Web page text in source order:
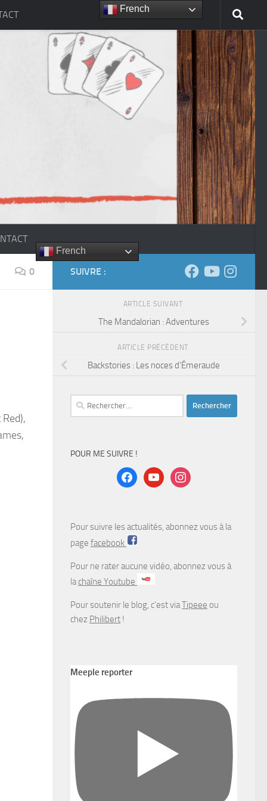
French
0 SUIVRE :
ARTICLE SUIVANT
The Mandalorian : Adventures
ARTICLE PRÉCÉDENT
Backstories : Les noces d’Émeraude
Rechercher :
POUR ME SUIVRE !
facebookyoutubeinstagram
Pour suivre les actualités, abonnez vous à la
page facebook
Pour ne rater aucune vidéo, abonnez vous à
lachaîne Youtube
Pour soutenir le blog, c’est viaTipeee ou
chez Philibert !
Meeple reporter
French